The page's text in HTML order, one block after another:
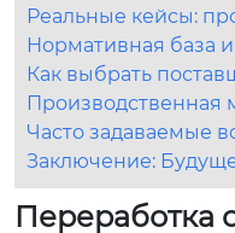
Реальные кейсы:
Нормативная база
Как выбрать
Часто задаваемые
Заключение:
Переработка